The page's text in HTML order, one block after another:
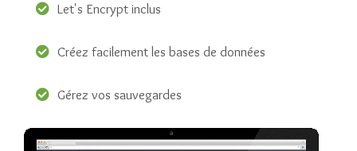
Let's Encrypt inclus
Créez facilement les bases de données
Gérez vos sauvegardes